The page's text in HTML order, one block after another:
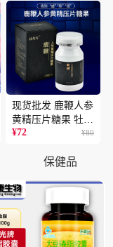
现货批发 鹿鞭人参
黄精压片糖果 牡蛎
片 男性片剂人参黄
¥72 ¥80
保健品